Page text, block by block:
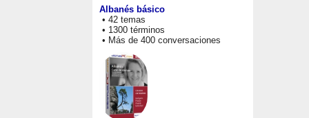
Albanés básico
• 42 temas
• 1300 términos
• Más de 400 conversaciones